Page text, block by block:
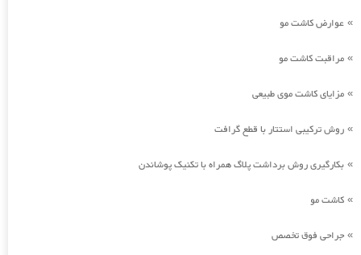
» عوارض کاشت مو
» مراقبت کاشت مو
» مزایای کاشت موی طبیعی
» روش ترکیبی استتار با قطع گرافت
» بکارگیری روش برداشت پلاگ همراه با تکنیک پوشاندن
» کاشت مو
» جراحی فوق تخصص